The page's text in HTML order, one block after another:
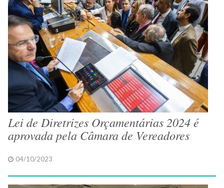
Lei de Diretrizes Orçamentárias 2024 é
aprovada pela Câmara de Vereadores
04/10/2023